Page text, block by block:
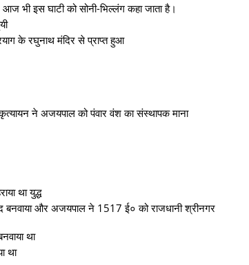
आज भी इस घाटी को सोनी-भिल्लंग कहा जाता है।
के रघुनाथ मंदिर से प्राप्त हुआ
ने अजयपाल को पंवार वंश का संस्थापक माना
था युद्ध
और अजयपाल ने 1517 ई० को राजधानी श्रीनगर
था
था